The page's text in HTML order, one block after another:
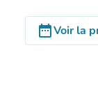
date_rangeVoir la